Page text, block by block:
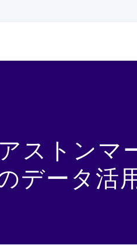
ストンマ
データ活